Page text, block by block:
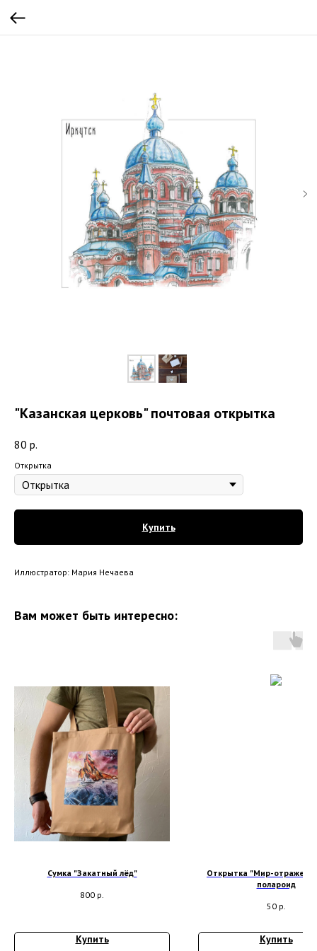
"Казанская церковь" почтовая открытка
80 р.
Открытка
Купить
Иллюстратор: Мария Нечаева
Вам может быть интересно:
Сумка "Закатный лёд"
800 р.
Купить
Открытка "Мир-
полароид
50 р.
Купить